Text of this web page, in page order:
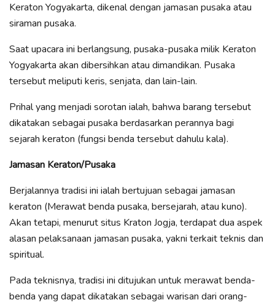
Keraton Yogyakarta, dikenal dengan jamasan pusaka atau
siraman pusaka.
Saat upacara ini berlangsung, pusaka-pusaka milik Keraton
Yogyakarta akan dibersihkan atau dimandikan. Pusaka
tersebut meliputi keris, senjata, dan lain-lain.
Prihal yang menjadi sorotan ialah, bahwa barang tersebut
dikatakan sebagai pusaka berdasarkan perannya bagi
sejarah keraton (fungsi benda tersebut dahulu kala).
Jamasan Keraton/Pusaka
Berjalannya tradisi ini ialah bertujuan sebagai jamasan
keraton (Merawat benda pusaka, bersejarah, atau kuno).
Akan tetapi, menurut situs Kraton Jogja, terdapat dua aspek
alasan pelaksanaan jamasan pusaka, yakni terkait teknis dan
spiritual.
Pada teknisnya, tradisi ini ditujukan untuk merawat benda-
benda yang dapat dikatakan sebagai warisan dari orang-